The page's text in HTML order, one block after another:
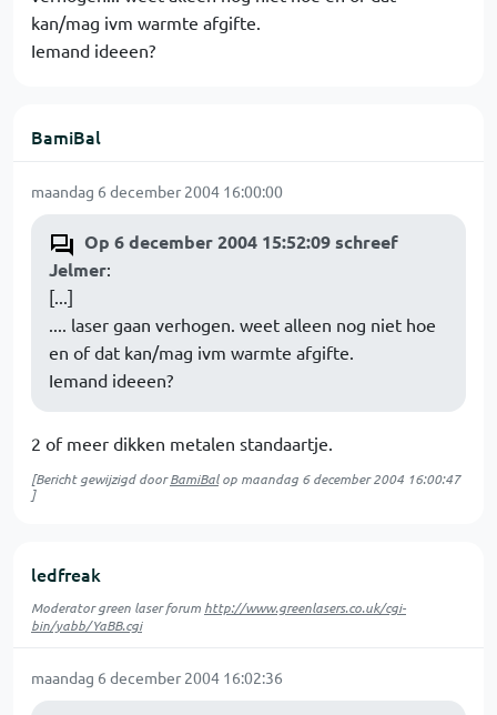
kan/mag ivm warmte afgifte.
Iemand ideeen?
BamiBal
maandag 6 december 2004 16:00:00
Op 6 december 2004 15:52:09 schreef
Jelmer:
[...]
.... laser gaan verhogen. weet alleen nog niet hoe
en of dat kan/mag ivm warmte afgifte.
Iemand ideeen?
2 of meer dikken metalen standaartje.
[Bericht gewijzigd doorBamiBalop maandag 6 december 2004 16:00:47
]
ledfreak
Moderator green laser forum http://www.greenlasers.co.uk/cgi-
bin/yabb/YaBB.cgi
maandag 6 december 2004 16:02:36